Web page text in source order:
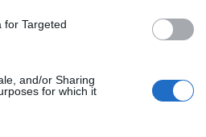
for Targeted
and/or Sharing
for which it